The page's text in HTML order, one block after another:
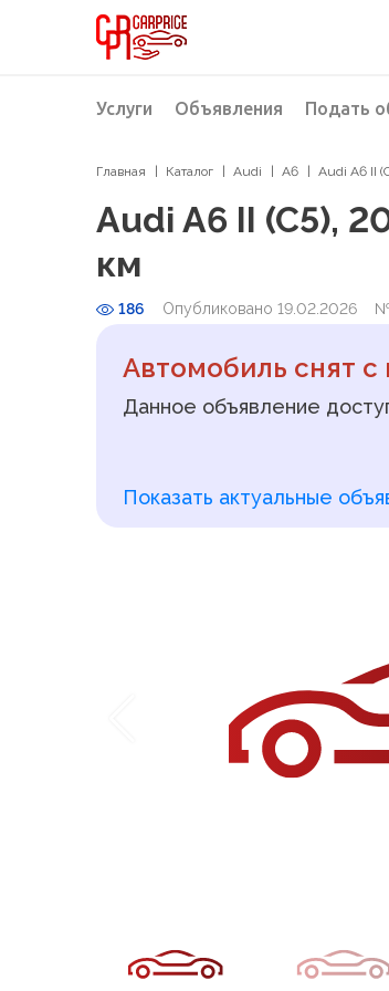
Услуги
Подбор автомобиля
Подбор автомобиля из
Проверка автомобиля
Объявления Подать
Разместить объявление о продаже
Главная Каталог Audi A6 Audi A6 II
Audi A6 II (C5),
км
186 Опубликовано 19.02.2026
Автомобиль снят
Данное объявление
Показать актуальные